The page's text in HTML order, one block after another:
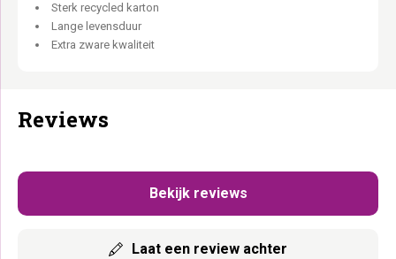
Sterk recycled karton
Lange levensduur
Extra zware kwaliteit
Reviews
Bekijk reviews
Laat een review achter